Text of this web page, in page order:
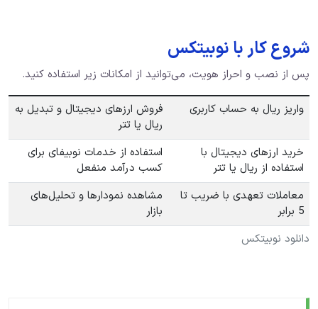
شروع کار با نوبیتکس
پس از نصب و احراز هویت، می‌توانید از امکانات زیر استفاده کنید.
دانلود نوبیتکس
واریز ریال به حساب کاربری
فروش ارزهای دیجیتال و تبدیل به
ریال یا تتر
خرید ارزهای دیجیتال با
استفاده از ریال یا تتر
استفاده از خدمات نوبیفای برای
کسب درآمد منفعل
معاملات تعهدی با ضریب تا
5 برابر
مشاهده نمودارها و تحلیل‌های
بازار